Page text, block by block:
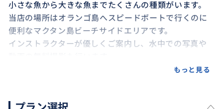
小さな魚から大きな魚までたくさんの種類がいます。
当店の場所はオランゴ島へスピードボートで行くのに
便利なマクタン島ビーチサイドエリアです。
インストラクターが優しくご案内し、水中での写真や
店内のロッカーに荷物や衣類などを預けることが可能
もっと見る